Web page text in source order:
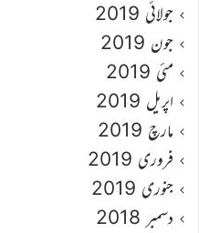
جولائی 2019
جون 2019
مئی 2019
اپریل 2019
مارچ 2019
فروری 2019
جنوری 2019
دسمبر 2018